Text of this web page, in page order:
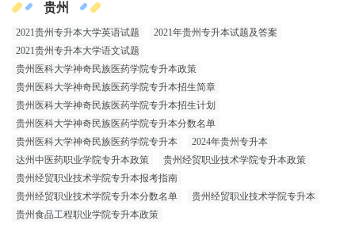
贵州
2021贵州专升本大学英语试题
2021年贵州专升本试题及答案
2021贵州专升本大学语文试题
贵州医科大学神奇民族医药学院专升本政策
贵州医科大学神奇民族医药学院专升本招生简章
贵州医科大学神奇民族医药学院专升本招生计划
贵州医科大学神奇民族医药学院专升本分数名单
贵州医科大学神奇民族医药学院专升本
2024年贵州专升本
达州中医药职业学院专升本政策
贵州经贸职业技术学院专升本政策
贵州经贸职业技术学院专升本报考指南
贵州经贸职业技术学院专升本分数名单
贵州经贸职业技术学院专升本
贵州食品工程职业学院专升本政策